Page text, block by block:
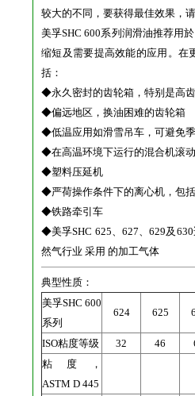
较大的不同，要获得最佳效果，
美孚SHC 600系列润滑油推荐用
缩短及需要提高效能的应用。在
括：
◆永久密封的齿轮箱，特别是高
◆偏远地区，换油困难的齿轮箱
◆低温应用如滑雪吊车，可避免
◆在高温环境下运行的混合机滚
◆塑料压延机
◆严荷操作条件下的离心机，包
◆铁路牵引车
◆美孚SHC 625、627、629及
然气行业 采用 的加工气体
典型性质：
美孚SHC 600
系列
624 625
ISO粘度等级 32 46
粘度，
ASTM D 445